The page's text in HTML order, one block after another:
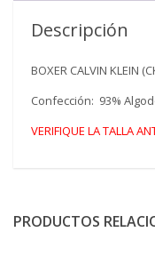
Descripción
BOXER CALVIN KLEIN
Confección: 93%
VERIFIQUE LA TALLA
PRODUCTOS